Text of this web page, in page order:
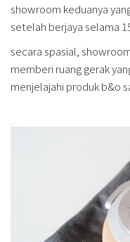
showroom keduanya
setelah berjaya selama
secara spasial,
memberi ruang gerak
menjelajahi produk b&o